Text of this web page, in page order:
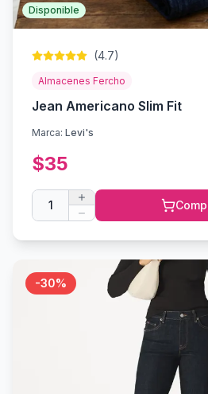
Disponible
(4.7)
Almacenes Fercho
Jean Americano Slim Fit
Marca: Levi's
$35
1
-30%